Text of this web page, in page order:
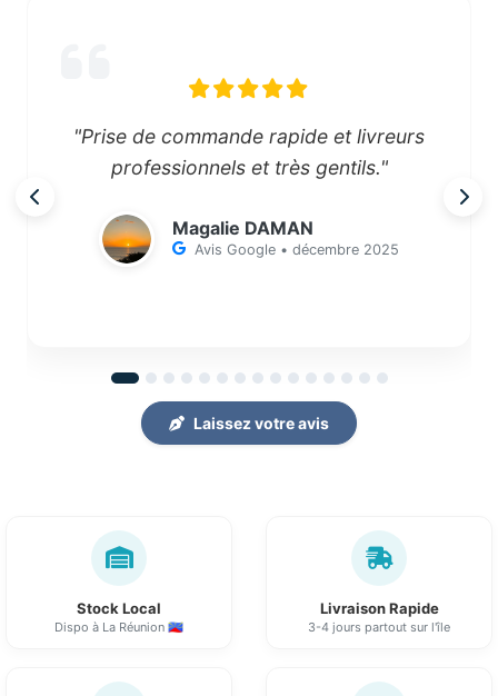
"Prise de commande rapide et livreurs
professionnels et très gentils."
Magalie DAMAN
Avis Google • décembre 2025
Laissez votre avis
Stock Local
Dispo à La Réunion 🇷🇪
Livraison Rapide
3-4 jours partout sur l'île